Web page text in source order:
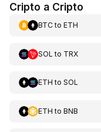
Cripto a Cripto
BTCto ETH
SOL to TRX
ETH to SOL
ETH to BNB